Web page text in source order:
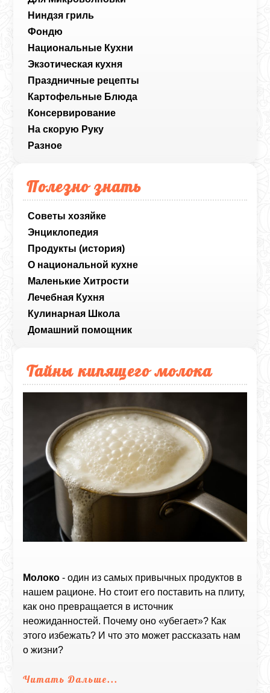
Ниндзя гриль
Фондю
Национальные Кухни
Экзотическая кухня
Праздничные рецепты
Картофельные Блюда
Консервирование
На скорую Руку
Разное
Полезно знать
Советы хозяйке
Энциклопедия
Продукты (история)
О национальной кухне
Маленькие Хитрости
Лечебная Кухня
Кулинарная Школа
Домашний помощник
Тайны кипящего молока
Молоко - один из самых привычных продуктов в
нашем рационе. Но стоит его поставить на плиту,
как оно превращается в источник
неожиданностей. Почему оно «убегает»? Как
этого избежать? И что это может рассказать нам
о жизни?
Читать Дальше...